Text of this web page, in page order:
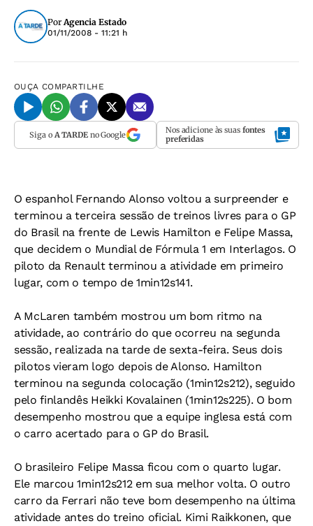
PorAgencia Estado
01/11/2008 - 11:21 h
OUÇA COMPARTILHE
Siga o A TARDEno Google Nos adicione às suas fontes
preferidas
O espanhol Fernando Alonso voltou a surpreender e
terminou a terceira sessão de treinos livres para o GP
do Brasil na frente de Lewis Hamilton e Felipe Massa,
que decidem o Mundial de Fórmula 1 em Interlagos. O
piloto da Renault terminou a atividade em primeiro
lugar, com o tempo de 1min12s141.
A McLaren também mostrou um bom ritmo na
atividade, ao contrário do que ocorreu na segunda
sessão, realizada na tarde de sexta-feira. Seus dois
pilotos vieram logo depois de Alonso. Hamilton
terminou na segunda colocação (1min12s212), seguido
pelo finlandês Heikki Kovalainen (1min12s225). O bom
desempenho mostrou que a equipe inglesa está com
o carro acertado para o GP do Brasil.
O brasileiro Felipe Massa ficou com o quarto lugar.
Ele marcou 1min12s212 em sua melhor volta. O outro
carro da Ferrari não teve bom desempenho na última
atividade antes do treino oficial. Kimi Raikkonen, que